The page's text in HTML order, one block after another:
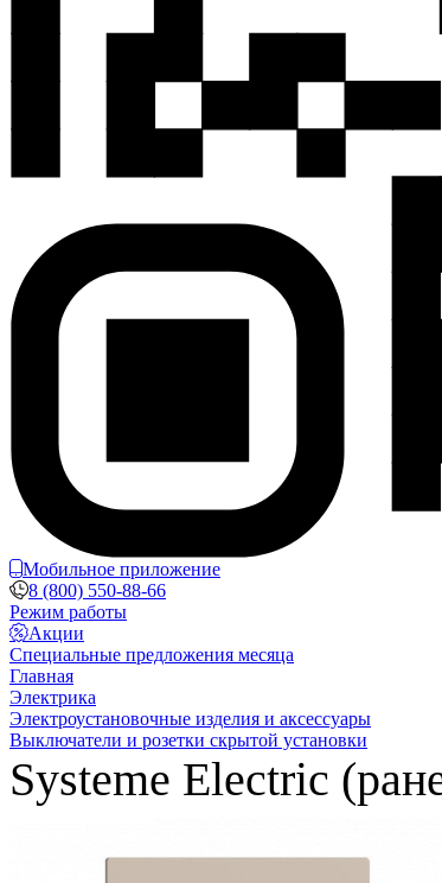
Мобильное приложение
8 (800) 550-88-66
Режим работы
Акции
Специальные предложения месяца
Главная
Электрика
Электроустановочные изделия и аксессуары
Выключатели и розетки скрытой установки
Systeme Electric